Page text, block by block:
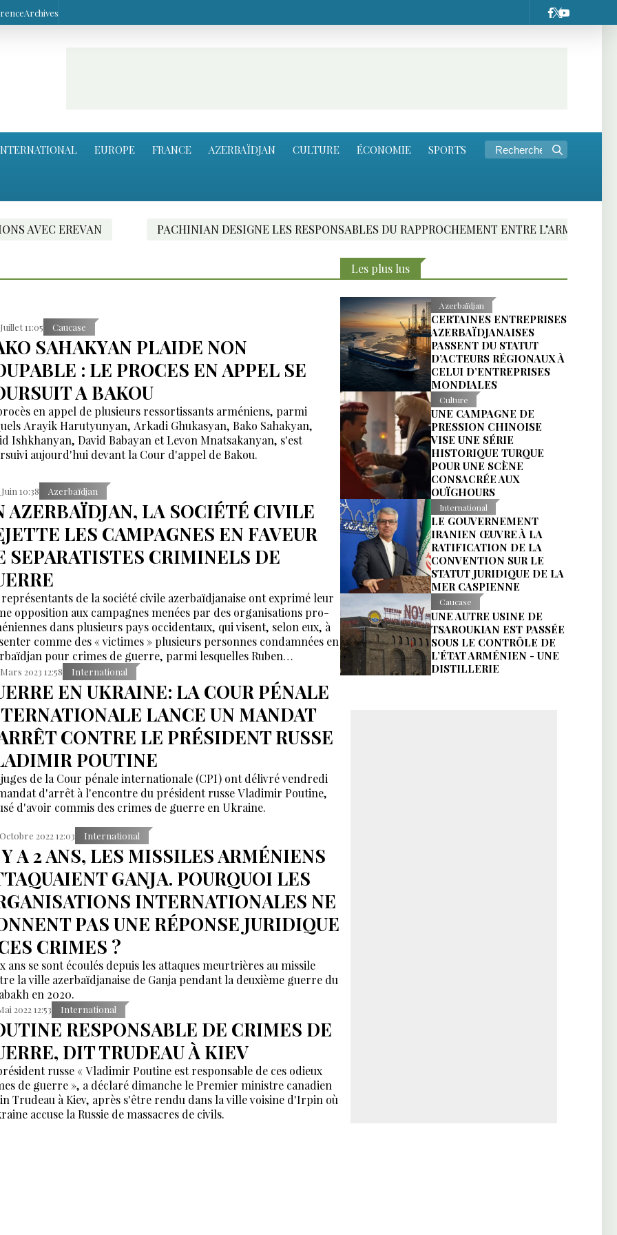
Archives
EUROPE FRANCE AZERBAÏDJAN CULTURE ÉCONOMIE SPORTS
PACHINIAN DESIGNE LES RESPONSABLES DU RAPPROCHEMENT ENTRE L’ARMENIE ET L’UNION
11:05 Caucase
SAHAKYAN PLAIDE NON
: LE PROCES EN APPEL SE
A BAKOU
en appel de plusieurs ressortissants arméniens, parmi
Arayik Harutyunyan, Arkadi Ghukasyan, Bako Sahakyan,
Ishkhanyan, David Babayan et Levon Mnatsakanyan, s'est
aujourd'hui devant la Cour d'appel de Bakou.
10:38 Azerbaïdjan
AZERBAÏDJAN, LA SOCIÉTÉ CIVILE
LES CAMPAGNES EN FAVEUR
SEPARATISTES CRIMINELS DE
représentants de la société civile azerbaïdjanaise ont exprimé leur
opposition aux campagnes menées par des organisations pro-
dans plusieurs pays occidentaux, qui visent, selon eux, à
comme des « victimes » plusieurs personnes condamnées en
pour crimes de guerre, parmi lesquelles Ruben
2023 12:58 International
EN UKRAINE: LA COUR PÉNALE
LANCE UN MANDAT
CONTRE LE PRÉSIDENT RUSSE
POUTINE
de la Cour pénale internationale (CPI) ont délivré vendredi
d'arrêt à l'encontre du président russe Vladimir Poutine,
d'avoir commis des crimes de guerre en Ukraine.
2022 12:03 International
A 2 ANS, LES MISSILES ARMÉNIENS
GANJA. POURQUOI LES
INTERNATIONALES NE
PAS UNE RÉPONSE JURIDIQUE
CRIMES ?
ans se sont écoulés depuis les attaques meurtrières au missile
la ville azerbaïdjanaise de Ganja pendant la deuxième guerre du
en 2020.
2022 12:53 International
RESPONSABLE DE CRIMES DE
DIT TRUDEAU À KIEV
russe « Vladimir Poutine est responsable de ces odieux
de guerre », a déclaré dimanche le Premier ministre canadien
Trudeau à Kiev, après s'être rendu dans la ville voisine d'Irpin où
accuse la Russie de massacres de civils.
Les plus lus
Azerbaïdjan
CERTAINES ENTREPRISES
AZERBAÏDJANAISES
PASSENT DU STATUT
D’ACTEURS RÉGIONAUX À
CELUI D’ENTREPRISES
MONDIALES
Culture
UNE CAMPAGNE DE
PRESSION CHINOISE
VISE UNE SÉRIE
HISTORIQUE TURQUE
POUR UNE SCÈNE
CONSACRÉE AUX
OUÏGHOURS
International
LE GOUVERNEMENT
IRANIEN ŒUVRE À LA
RATIFICATION DE LA
CONVENTION SUR LE
STATUT JURIDIQUE DE LA
MER CASPIENNE
Caucase
UNE AUTRE USINE DE
TSAROUKIAN EST PASSÉE
SOUS LE CONTRÔLE DE
L’ÉTAT ARMÉNIEN - UNE
DISTILLERIE